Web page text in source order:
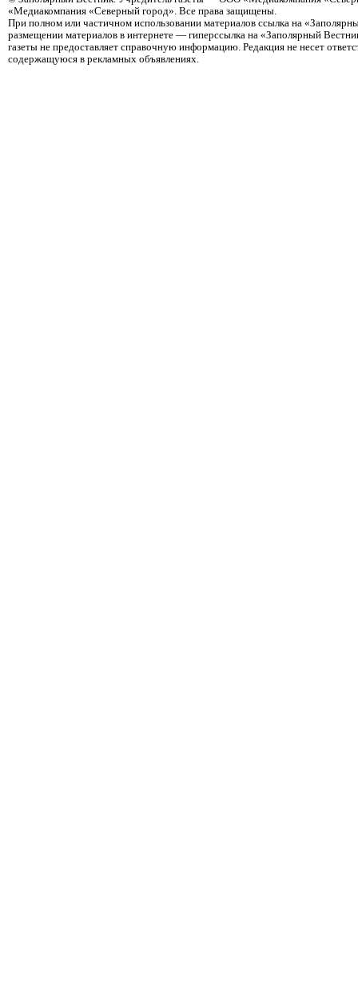
«Медиакомпания «Северный город». Все права защищены.
При полном или частичном использовании материалов ссылка на
размещении материалов в интернете — гиперссылка на «Заполярный
газеты не предоставляет справочную информацию. Редакция не несет
содержащуюся в рекламных объявлениях.